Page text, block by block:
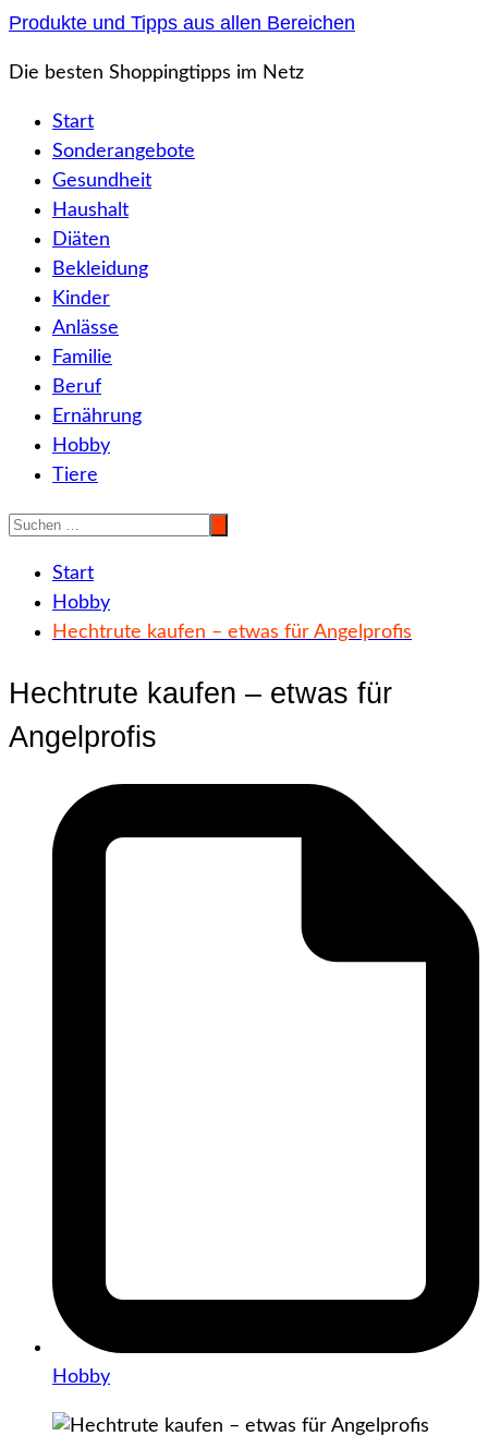
Zum
springen
Produkte und Tipps aus allen Bereichen
Die besten Shoppingtipps im Netz
Start
Sonderangebote
Gesundheit
Haushalt
Diäten
Bekleidung
Kinder
Anlässe
Familie
Beruf
Ernährung
Hobby
Tiere
Start
Hobby
Hechtrute kaufen – etwas für Angelprofis
Hechtrute kaufen – etwas für
Angelprofis
Hobby